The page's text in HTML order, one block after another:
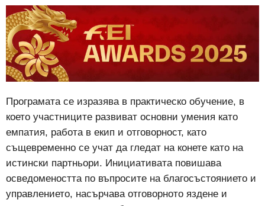
Програмата се изразява в практическо обучение, в
което участниците развиват основни умения като
емпатия, работа в екип и отговорност, като
същевременно се учат да гледат на конете като на
истински партньори. Инициативата повишава
осведомеността по въпросите на благосъстоянието и
управлението, насърчава отговорното яздене и